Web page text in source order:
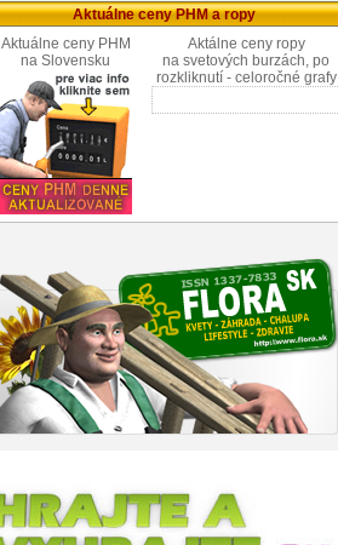
Aktuálne ceny PHM a ropy
Aktuálne ceny PHM
na Slovensku
Aktálne ceny ropy
na svetových burzách, po
rozkliknutí - celoročné grafy